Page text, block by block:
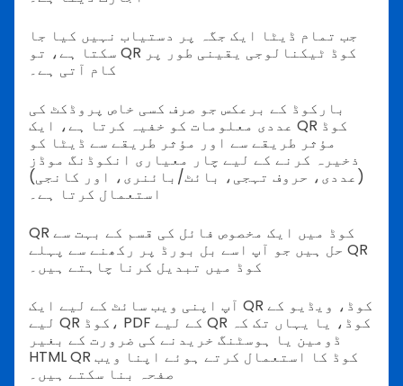
جب تمام ڈیٹا ایک جگہ پر دستیاب نہیں کیا جا
سکتا ہے، تو QR کوڈ ٹیکنالوجی یقینی طور پر
کام آتی ہے۔
بارکوڈ کے برعکس جو صرف کسی خاص پروڈکٹ کی
عددی معلومات کو خفیہ کرتا ہے، ایک QR کوڈ
مؤثر طریقے سے اور مؤثر طریقے سے ڈیٹا کو
ذخیرہ کرنے کے لیے چار معیاری انکوڈنگ موڈز
(عددی، حروف تہجی، بائٹ/بائنری، اور کانجی)
استعمال کرتا ہے۔
QR کوڈ میں ایک مخصوص فائل کی قسم کے بہت سے
حل ہیں جو آپ اسے بل بورڈ پر رکھنے سے پہلے QR
کوڈ میں تبدیل کرنا چاہتے ہیں۔
آپ اپنی ویب سائٹ کے لیے ایک QR کوڈ، ویڈیو کے
لیے QR کوڈ، PDF کے لیے QR کوڈ، یا یہاں تک کہ
ڈومین یا ہوسٹنگ خریدنے کی ضرورت کے بغیر
HTML QR کوڈ کا استعمال کرتے ہوئے اپنا ویب
صفحہ بنا سکتے ہیں۔